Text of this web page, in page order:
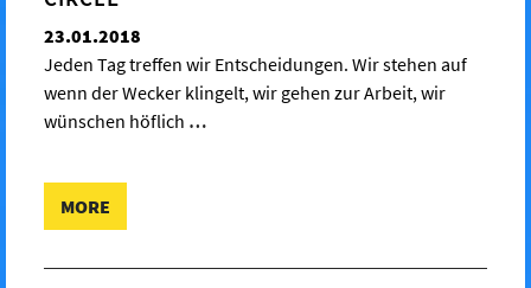
23.01.2018
Jeden Tag treffen wir Entscheidungen. Wir stehen auf
wenn der Wecker klingelt, wir gehen zur Arbeit, wir
wünschen höflich …
MORE